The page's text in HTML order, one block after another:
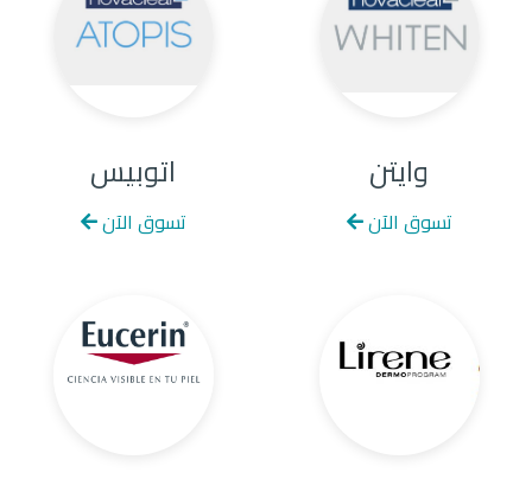
وايتن
تسوق الآن
اتوبيس
تسوق الآن